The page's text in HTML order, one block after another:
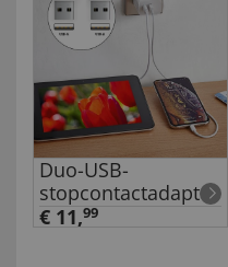
Duo-USB-
stopcontactadapter
€ 11,99